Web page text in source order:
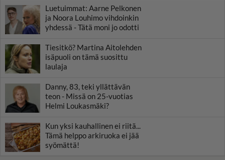
Luetuimmat: Aarne Pelkonen
ja Noora Louhimo vihdoinkin
yhdessä - Tätä moni jo odotti
Tiesitkö? Martina Aitolehden
isäpuoli on tämä suosittu
laulaja
Danny, 83, teki yllättävän
teon - Missä on 25-vuotias
Helmi Loukasmäki?
Kun yksi kauhallinen ei riitä...
Tämä helppo arkiruoka ei jää
syömättä!